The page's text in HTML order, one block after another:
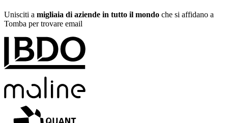
Unisciti a migliaia di aziende in tutto il mondo che si affidano a
Tomba per trovare email